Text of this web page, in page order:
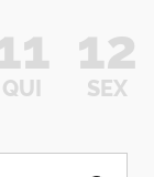
QUI
12
SEX